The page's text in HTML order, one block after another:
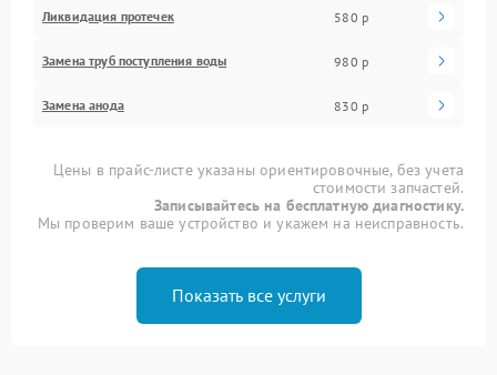
Ликвидация протечек 580 р
Замена труб поступления воды 980 р
Замена анода 830 р
Цены в прайс-листе указаны ориентировочные, без учета
стоимости запчастей.
Записывайтесь на бесплатную диагностику.
Мы проверим ваше устройство и укажем на неисправность.
Показать все услуги